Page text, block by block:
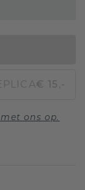
€ 15,-
ons op.